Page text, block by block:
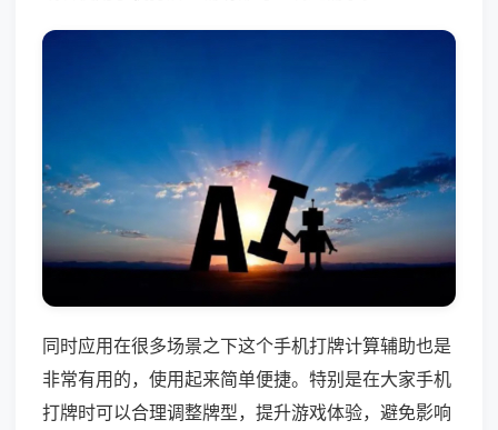
同时应用在很多场景之下这个手机打牌计算辅助也是
非常有用的，使用起来简单便捷。特别是在大家手机
打牌时可以合理调整牌型，提升游戏体验，避免影响